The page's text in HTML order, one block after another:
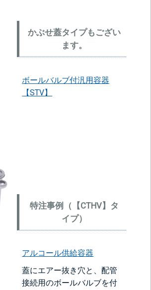
かぶせ蓋タイプもござい
ます。
ボールバルブ付汎用容器
【STV】
特注事例（【CTHV】タ
イプ）
アルコール供給容器
蓋にエアー抜き穴と、配管
接続用のボールバルブを付